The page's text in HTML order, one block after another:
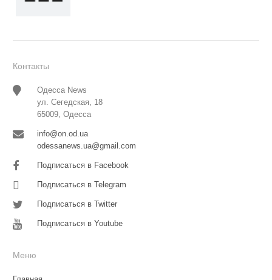
Контакты
Одесса News
ул. Сегедская, 18
65009, Одесса
info@on.od.ua
odessanews.ua@gmail.com
Подписаться в Facebook
Подписаться в Telegram
Подписаться в Twitter
Подписаться в Youtube
Меню